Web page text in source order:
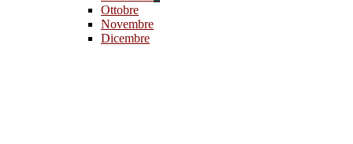
Ottobre
Novembre
Dicembre